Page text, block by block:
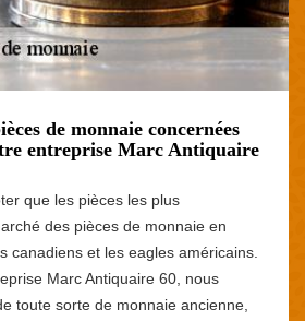
de monnaie concernées
entreprise Marc Antiquaire
que les pièces les plus
des pièces de monnaie en
canadiens et les eagles américains.
Marc Antiquaire 60, nous
toute sorte de monnaie ancienne,